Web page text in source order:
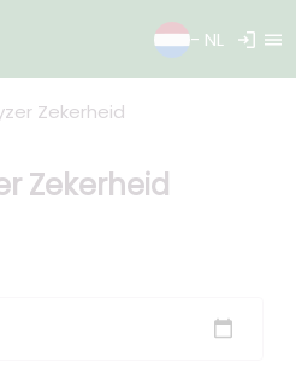
- NL login menu
Zekerheid
Zekerheid